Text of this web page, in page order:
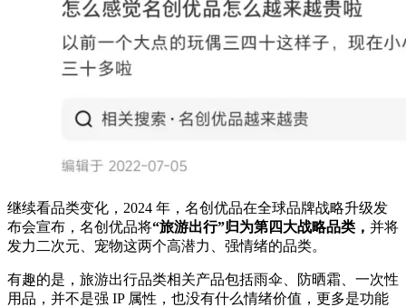
继续看品类变化，2024 年，名创优品在全球品牌战略升级发
布会宣布，名创优品将“旅游出行”归为第四大战略品类， 并将
发力二次元、宠物这两个高潜力、强情绪的品类。
有趣的是，旅游出行品类相关产品包括雨伞、防晒霜、一次性
用品，并不是强 IP 属性，也没有什么情绪价值，更多是功能